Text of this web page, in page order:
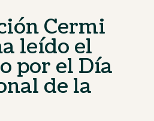
Cermi
leído el
por el Día
de la